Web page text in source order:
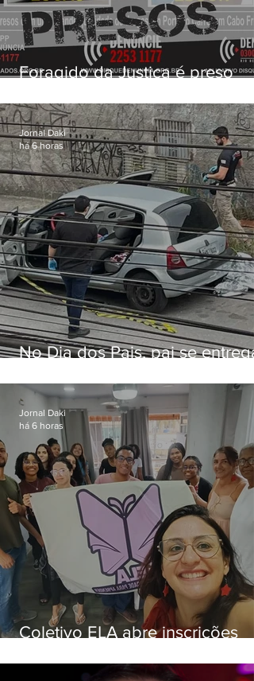
Foragido da Justiça é preso
Cabo Frio
No Dia dos Pais, pai se entrega
5 anos em SP
Jornal Daki
há 6 horas
Coletivo ELA abre inscrições
Jornal Daki
há 6 horas